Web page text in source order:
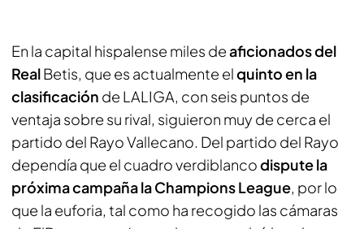
En la capital hispalense miles deaficionados del
RealBetis, que es actualmente elquinto en la
clasificación de LALIGA, con seis puntos de
ventaja sobre su rival, siguieron muy de cerca el
partido del Rayo Vallecano. Del partido del Rayo
dependía que el cuadro verdiblancodispute la
próxima campaña la Champions League, por lo
que la euforia, tal como ha recogido las cámaras